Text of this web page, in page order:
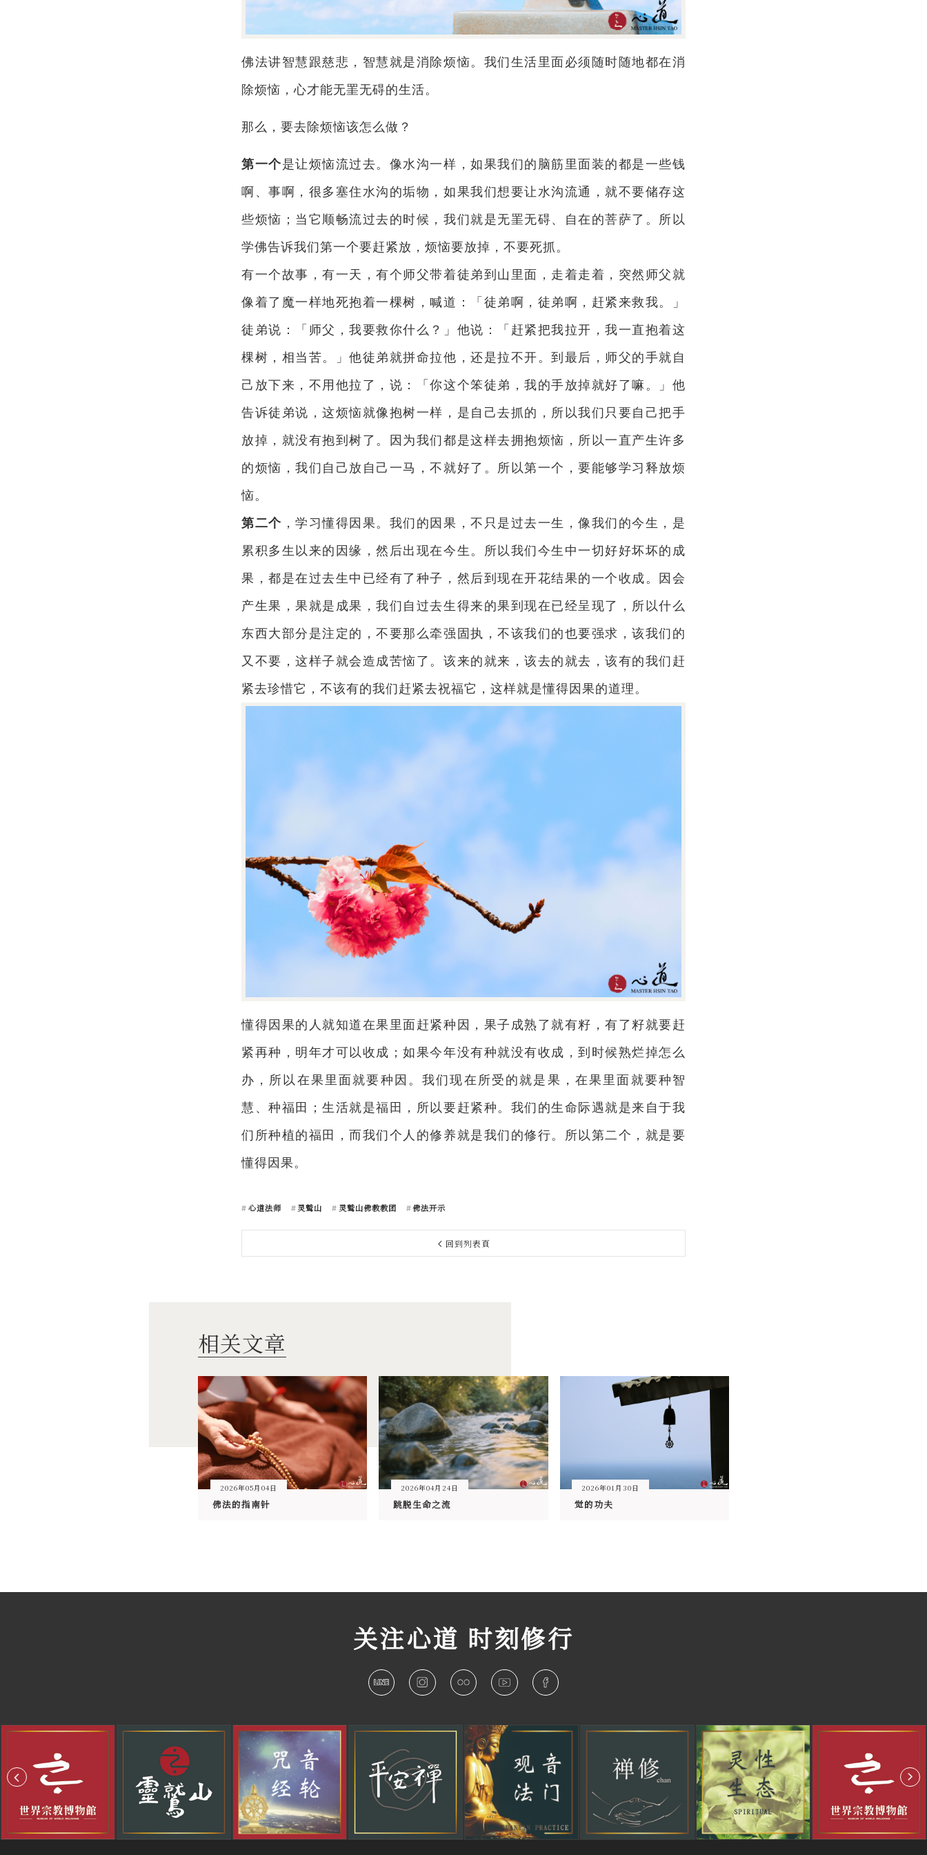
佛法讲智慧跟慈悲，智慧就是消除烦恼。我们生活里面必须随时随地都在消
除烦恼，心才能无罣无碍的生活。
那么，要去除烦恼该怎么做？
第一个是让烦恼流过去。像水沟一样，如果我们的脑筋里面装的都是一些钱
啊、事啊，很多塞住水沟的垢物，如果我们想要让水沟流通，就不要储存这
些烦恼；当它顺畅流过去的时候，我们就是无罣无碍、自在的菩萨了。所以
学佛告诉我们第一个要赶紧放，烦恼要放掉，不要死抓。
有一个故事，有一天，有个师父带着徒弟到山里面，走着走着，突然师父就
像着了魔一样地死抱着一棵树，喊道：「徒弟啊，徒弟啊，赶紧来救我。」
徒弟说：「师父，我要救你什么？」他说：「赶紧把我拉开，我一直抱着这
棵树，相当苦。」他徒弟就拼命拉他，还是拉不开。到最后，师父的手就自
己放下来，不用他拉了，说：「你这个笨徒弟，我的手放掉就好了嘛。」他
告诉徒弟说，这烦恼就像抱树一样，是自己去抓的，所以我们只要自己把手
放掉，就没有抱到树了。因为我们都是这样去拥抱烦恼，所以一直产生许多
的烦恼，我们自己放自己一马，不就好了。所以第一个，要能够学习释放烦
恼。
第二个 ，学习懂得因果。我们的因果，不只是过去一生，像我们的今生，是
累积多生以来的因缘，然后出现在今生。所以我们今生中一切好好坏坏的成
果，都是在过去生中已经有了种子，然后到现在开花结果的一个收成。因会
产生果，果就是成果，我们自过去生得来的果到现在已经呈现了，所以什么
东西大部分是注定的，不要那么牵强固执，不该我们的也要强求，该我们的
又不要，这样子就会造成苦恼了。该来的就来，该去的就去，该有的我们赶
紧去珍惜它，不该有的我们赶紧去祝福它，这样就是懂得因果的道理。
懂得因果的人就知道在果里面赶紧种因，果子成熟了就有籽，有了籽就要赶
紧再种，明年才可以收成；如果今年没有种就没有收成，到时候熟烂掉怎么
办，所以在果里面就要种因。我们现在所受的就是果，在果里面就要种智
慧、种福田；生活就是福田，所以要赶紧种。我们的生命际遇就是来自于我
们所种植的福田，而我们个人的修养就是我们的修行。所以第二个，就是要
懂得因果。
心道法师 灵鹫山 灵鹫山佛教教团 佛法开示
回到列表頁
相关文章
2026年05月04日
佛法的指南针
2026年04月24日
跳脱生命之流
2026年01月30日
觉的功夫
关注心道 时刻修行